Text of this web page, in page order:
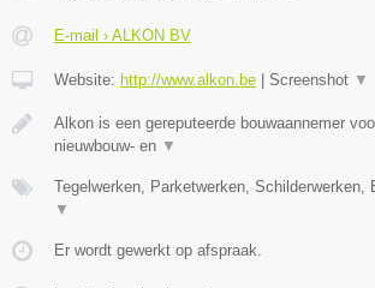
E-mail › ALKON BV
Website: http://www.alkon.be | Screenshot ▼
Alkon is een gereputeerde bouwaannemer
nieuwbouw- en ▼
Tegelwerken, Parketwerken, Schilderwerken,
▼
Er wordt gewerkt op afspraak.